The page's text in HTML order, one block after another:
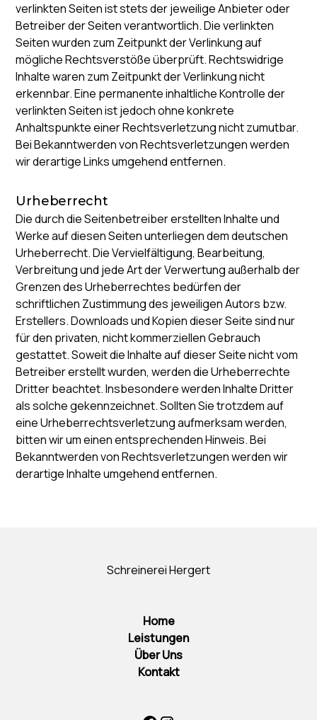
verlinkten Seiten ist stets der jeweilige Anbieter oder
Betreiber der Seiten verantwortlich. Die verlinkten
Seiten wurden zum Zeitpunkt der Verlinkung auf
mögliche Rechtsverstöße überprüft. Rechtswidrige
Inhalte waren zum Zeitpunkt der Verlinkung nicht
erkennbar. Eine permanente inhaltliche Kontrolle der
verlinkten Seiten ist jedoch ohne konkrete
Anhaltspunkte einer Rechtsverletzung nicht zumutbar.
Bei Bekanntwerden von Rechtsverletzungen werden
wir derartige Links umgehend entfernen.
Urheberrecht
Die durch die Seitenbetreiber erstellten Inhalte und
Werke auf diesen Seiten unterliegen dem deutschen
Urheberrecht. Die Vervielfältigung, Bearbeitung,
Verbreitung und jede Art der Verwertung außerhalb der
Grenzen des Urheberrechtes bedürfen der
schriftlichen Zustimmung des jeweiligen Autors bzw.
Erstellers. Downloads und Kopien dieser Seite sind nur
für den privaten, nicht kommerziellen Gebrauch
gestattet. Soweit die Inhalte auf dieser Seite nicht vom
Betreiber erstellt wurden, werden die Urheberrechte
Dritter beachtet. Insbesondere werden Inhalte Dritter
als solche gekennzeichnet. Sollten Sie trotzdem auf
eine Urheberrechtsverletzung aufmerksam werden,
bitten wir um einen entsprechenden Hinweis. Bei
Bekanntwerden von Rechtsverletzungen werden wir
derartige Inhalte umgehend entfernen.
Schreinerei Hergert
Home
Leistungen
Über Uns
Kontakt